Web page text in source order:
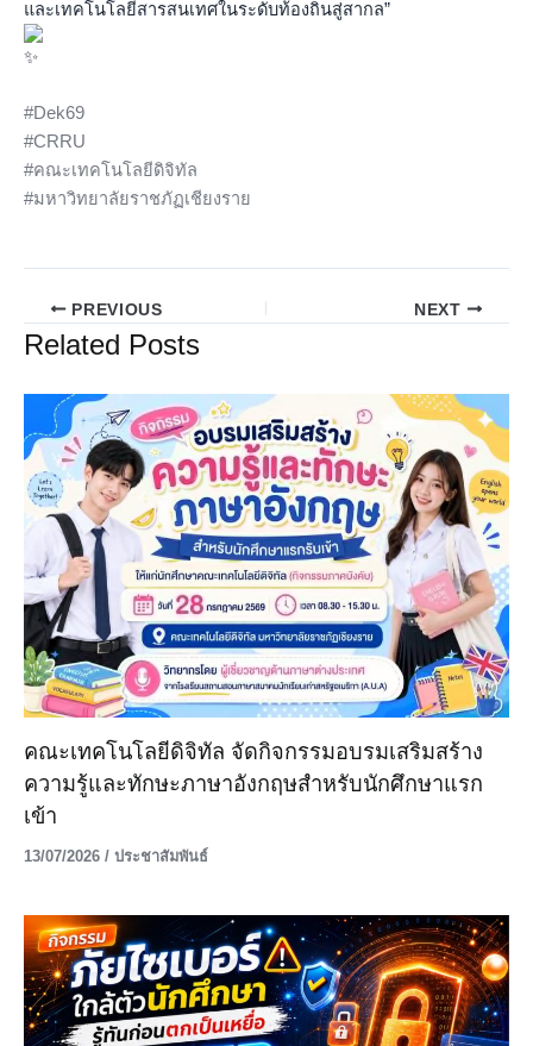
และเทคโนโลยีสารสนเทศในระดับท้องถิ่นสู่สากล”
#Dek69
#CRRU
#คณะเทคโนโลยีดิจิทัล
#มหาวิทยาลัยราชภัฏเชียงราย
PREVIOUS NEXT
Related Posts
คณะเทคโนโลยีดิจิทัล จัดกิจกรรมอบรมเสริมสร้าง
ความรู้และทักษะภาษาอังกฤษสำหรับนักศึกษาแรก
เข้า
13/07/2026 / ประชาสัมพันธ์